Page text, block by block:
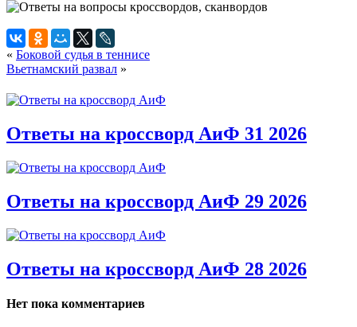
« Боковой судья в теннисе
Вьетнамский развал »
Ответы на кроссворд АиФ 31 2026
Ответы на кроссворд АиФ 29 2026
Ответы на кроссворд АиФ 28 2026
Нет пока комментариев